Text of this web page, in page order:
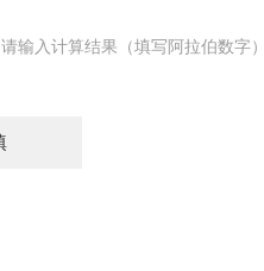
请输入计算结果（填写阿拉伯数字